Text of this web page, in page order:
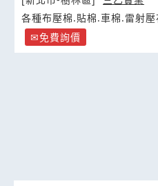
各種布壓棉.貼棉.車棉.雷射
免費詢價